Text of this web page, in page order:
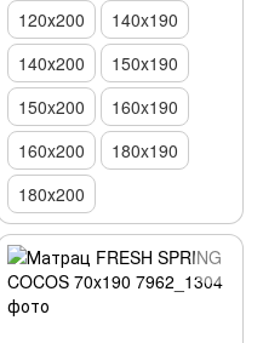
120х200
140x190
140х200
150х190
150x200
160x190
160x200
180x190
180х200